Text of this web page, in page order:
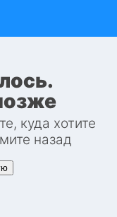
куда хотите
назад